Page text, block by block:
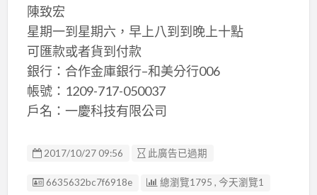
陳致宏
星期一到星期六，早上八到到晚上十點
可匯款或者貨到付款
銀行：合作金庫銀行–和美分行006
帳號：1209-717-050037
戶名：一慶科技有限公司
2017/10/27 09:56 此廣告已過期
廣告编號
6635632bc7f6918e 總瀏覽1795 , 今天瀏覽1